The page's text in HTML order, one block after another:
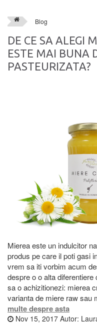
Blog
DE CE SA ALEGI
ESTE MAI BUNA
PASTEURIZATA?
Mierea este un indulcitor
produs pe care il poti gasi
vrem sa iti vorbim acum
despre o o alta
sa o achizitionezi: mierea
varianta de miere raw sau
multe despre asta
Nov 15, 2017 Autor: